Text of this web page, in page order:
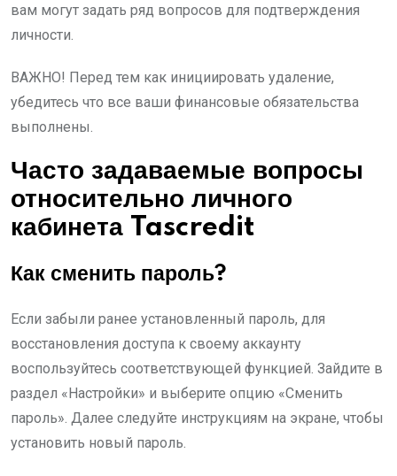
вам могут задать ряд вопросов для подтверждения
личности.
ВАЖНО! Перед тем как инициировать удаление,
убедитесь что все ваши финансовые обязательства
выполнены.
Часто задаваемые вопросы
относительно личного
кабинета Tascredit
Как сменить пароль?
Если забыли ранее установленный пароль, для
восстановления доступа к своему аккаунту
воспользуйтесь соответствующей функцией. Зайдите в
раздел «Настройки» и выберите опцию «Сменить
пароль». Далее следуйте инструкциям на экране, чтобы
установить новый пароль.